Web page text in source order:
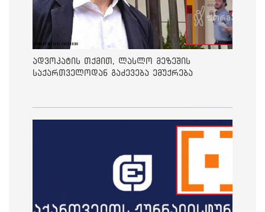
ადვოკატის თქმით, ლასლო მეზეშის
საქართველოდან გაძევება ემუქრება